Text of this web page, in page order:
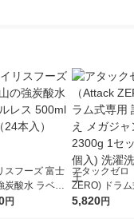
スフーズ 富士
炭酸水 ラベル
1箱（24
円
アタックゼロ
ZERO) ドラ
詰め替え メガ
5,820円